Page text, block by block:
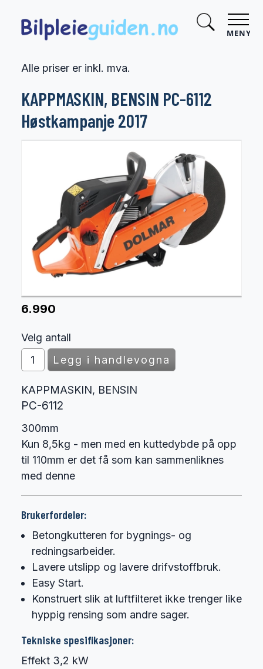
MENY
Alle priser er inkl. mva.
KAPPMASKIN, BENSIN PC-6112
Høstkampanje 2017
6.990
Velg antall
KAPPMASKIN, BENSIN
PC-6112
300mm
Kun 8,5kg - men med en kuttedybde på opp
til 110mm er det få som kan sammenliknes
med denne
Brukerfordeler:
Betongkutteren for bygnings- og
redningsarbeider.
Lavere utslipp og lavere drifvstoffbruk.
Easy Start.
Konstruert slik at luftfilteret ikke trenger like
hyppig rensing som andre sager.
Tekniske spesifikasjoner:
Effekt 3,2 kW